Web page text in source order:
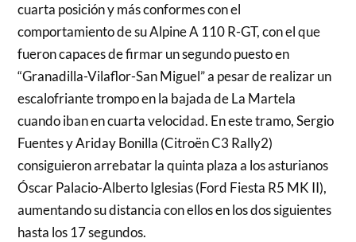
cuarta posición y más conformes con el
comportamiento de su Alpine A 110 R-GT, con el que
fueron capaces de firmar un segundo puesto en
“Granadilla-Vilaflor-San Miguel” a pesar de realizar un
escalofriante trompo en la bajada de La Martela
cuando iban en cuarta velocidad. En este tramo, Sergio
Fuentes y Ariday Bonilla (Citroën C3 Rally2)
consiguieron arrebatar la quinta plaza a los asturianos
Óscar Palacio-Alberto Iglesias (Ford Fiesta R5 MK II),
aumentando su distancia con ellos en los dos siguientes
hasta los 17 segundos.